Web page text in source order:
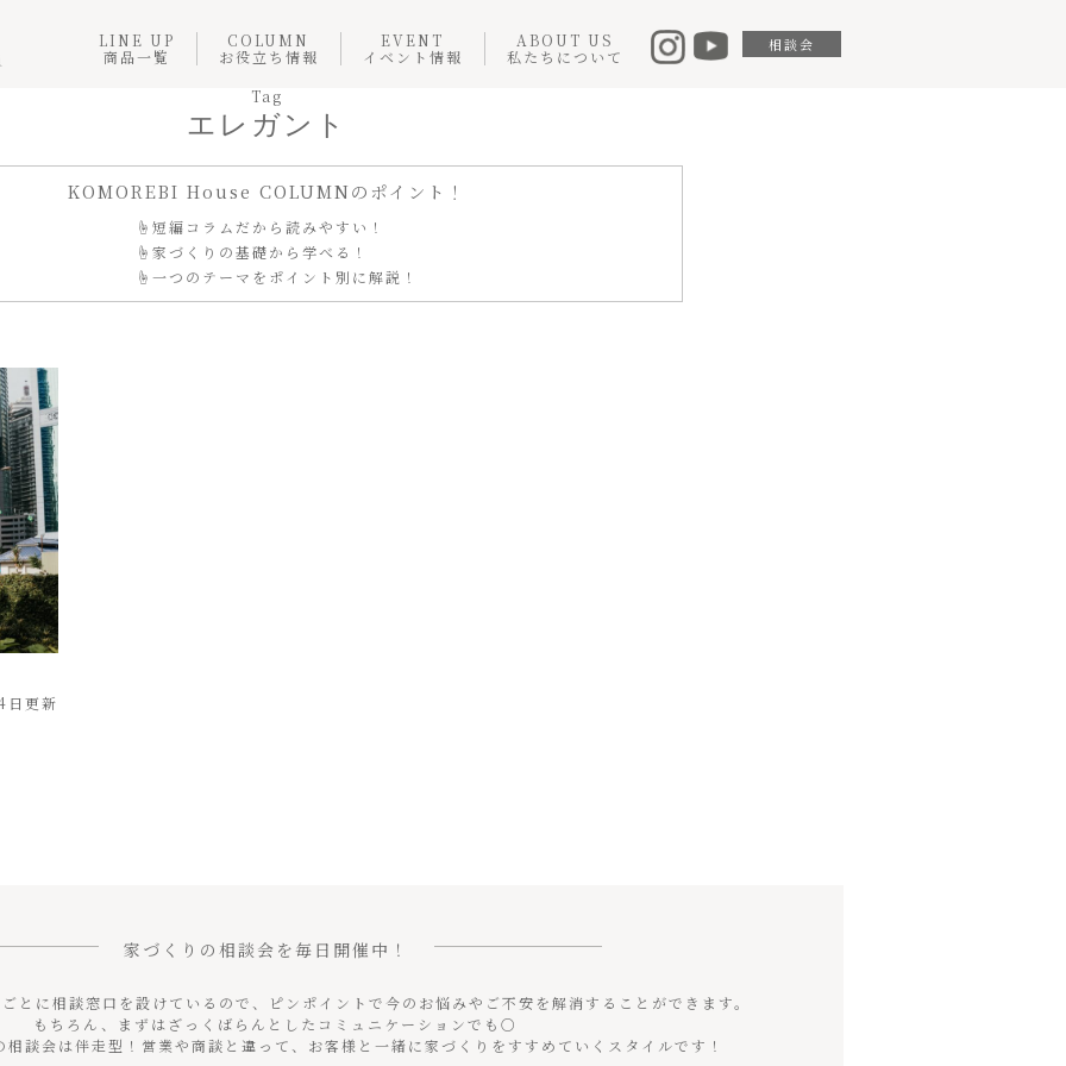
LINE UP
商品一覧
COLUMN
お役立ち情報
EVENT
イベント情報
ABOUT US
私たちについて
相談会
Tag
エレガント
KOMOREBI House COLUMNのポイント！
☝️短編コラムだから読みやすい！
☝️家づくりの基礎から学べる！
☝️一つのテーマをポイント別に解説！
日更新
家づくりの相談会を毎日開催中！
とに相談窓口を設けているので、ピンポイントで今のお悩みやご不安を解消することができます。
もちろん、まずはざっくばらんとしたコミュニケーションでも○
会は伴走型！営業や商談と違って、お客様と一緒に家づくりをすすめていくスタイルです！